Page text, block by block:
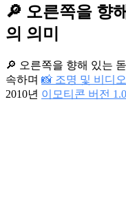
🔎 오른쪽을 향
의 의미
🔎 오른쪽을 향해 있는
속하며 📸 조명 및 비디오
2010년 이모티콘 버전 1.0